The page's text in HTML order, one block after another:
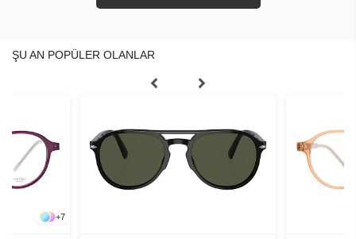
ŞU AN POPÜLER OLANLAR
+7